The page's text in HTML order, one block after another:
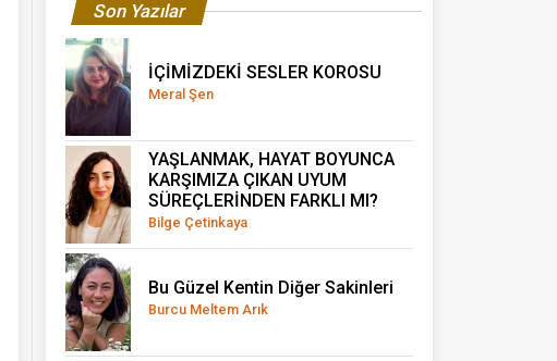
Son Yazılar
İÇİMİZDEKİ SESLER KOROSU
Meral Şen
YAŞLANMAK, HAYAT BOYUNCA
KARŞIMIZA ÇIKAN UYUM
SÜREÇLERİNDEN FARKLI MI?
Bilge Çetinkaya
Bu Güzel Kentin Diğer Sakinleri
Burcu Meltem Arık